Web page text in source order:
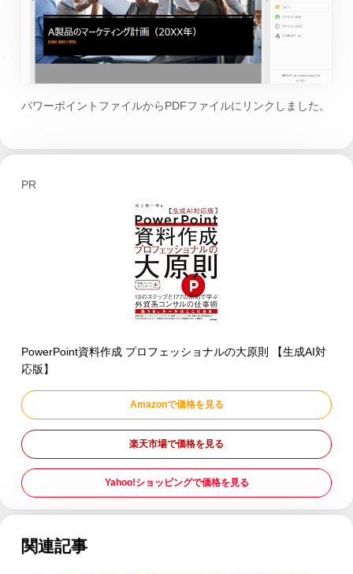
パワーポイントファイルからPDFファイルにリンクしました。
PR
PowerPoint資料作成 プロフェッショナルの大原則 【生成AI対
応版】
Amazonで価格を見る
楽天市場で価格を見る
Yahoo!ショッピングで価格を見る
関連記事